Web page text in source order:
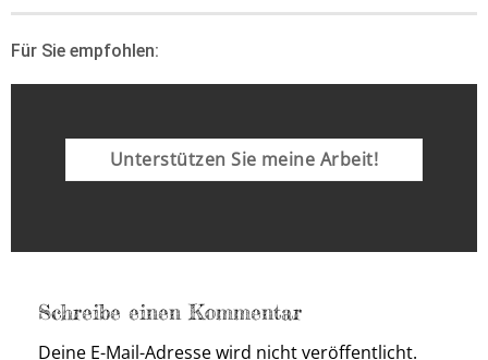
Für Sie empfohlen:
Unterstützen Sie meine Arbeit!
Schreibe einen Kommentar
Deine E-Mail-Adresse wird nicht veröffentlicht.